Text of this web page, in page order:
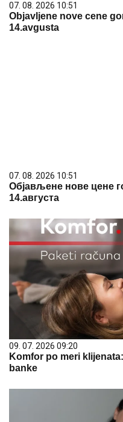
07. 08. 2026 10:51
Objavljene nove cene
14.avgusta
07. 08. 2026 10:51
Објављене нове цене
14.августа
09. 07. 2026 09:20
Komfor po meri
banke